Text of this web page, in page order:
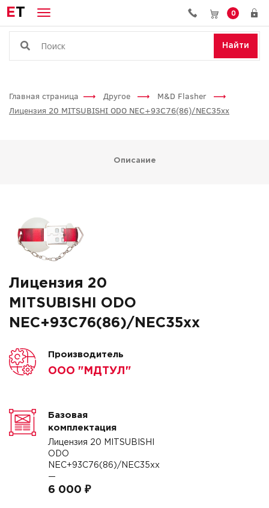
ET 0
Найти
Главная страница Другое
M&D Flasher
Лицензия 20 MITSUBISHI ODO NEC+93C76(86)/NEC35xx
Описание
Лицензия 20
MITSUBISHI ODO
NEC+93C76(86)/NEC35xx
Производитель
ООО "МДТУЛ"
Базовая
комплектация
Лицензия 20 MITSUBISHI
ODO
NEC+93C76(86)/NEC35xx
—
6 000 ₽